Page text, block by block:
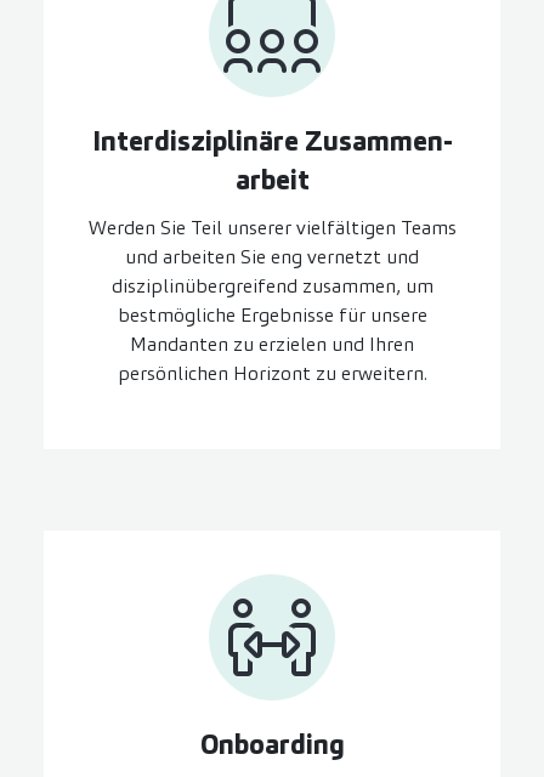
Inter­disziplinäre Zusammen­
arbeit
Werden Sie Teil unserer vielfältigen Teams
und arbeiten Sie eng vernetzt und
disziplinübergreifend zusammen, um
bestmögliche Ergebnisse für unsere
Mandanten zu erzielen und Ihren
persönlichen Horizont zu erweitern.
On­boarding